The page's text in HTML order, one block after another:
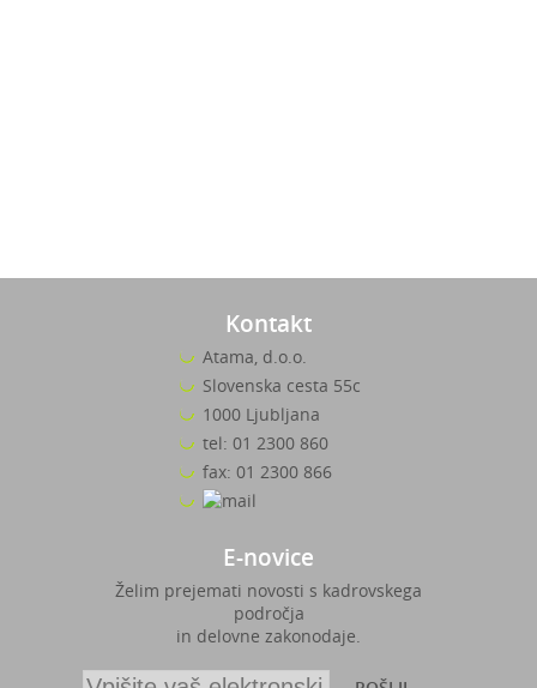
Kontakt
Atama, d.o.o.
Slovenska cesta 55c
1000 Ljubljana
tel: 01 2300 860
fax: 01 2300 866
E-novice
Želim prejemati novosti s kadrovskega
področja
in delovne zakonodaje.